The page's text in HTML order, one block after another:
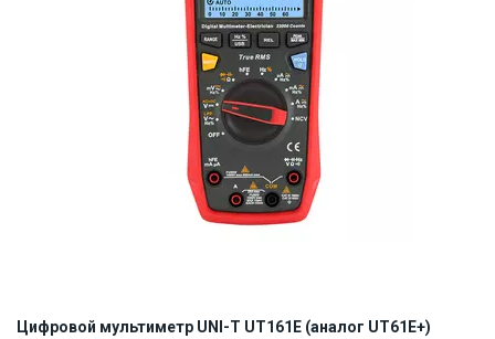
Цифровой мультиметр UNI-T UT161E (аналог UT61E+)